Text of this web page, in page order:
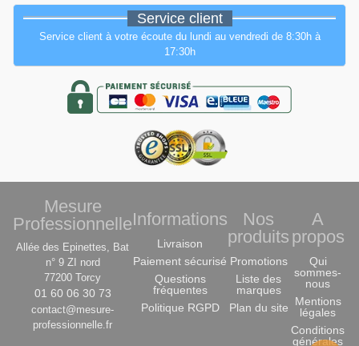
Service client
Service client à votre écoute du lundi au vendredi de 8:30h à
17:30h
Mesure
Professionnelle
Allée des Epinettes, Bat
n° 9 ZI nord
77200 Torcy
01 60 06 30 73
contact@mesure-
professionnelle.fr
Informations
Livraison
Paiement sécurisé
Questions
fréquentes
Politique RGPD
Nos
produits
Promotions
Liste des
marques
Plan du site
A
propos
Qui
sommes-
nous
Mentions
légales
Conditions
générales